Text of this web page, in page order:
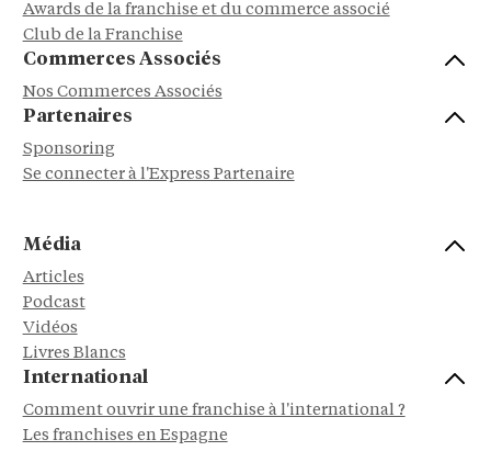
Awards de la franchise et du commerce associé
Club de la Franchise
Commerces Associés
Nos Commerces Associés
Partenaires
Sponsoring
Se connecter à l'Express Partenaire
Média
Articles
Podcast
Vidéos
Livres Blancs
International
Comment ouvrir une franchise à l'international ?
Les franchises en Espagne